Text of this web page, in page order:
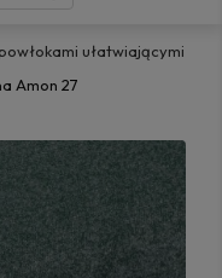
ułatwiającymi
Amon 27